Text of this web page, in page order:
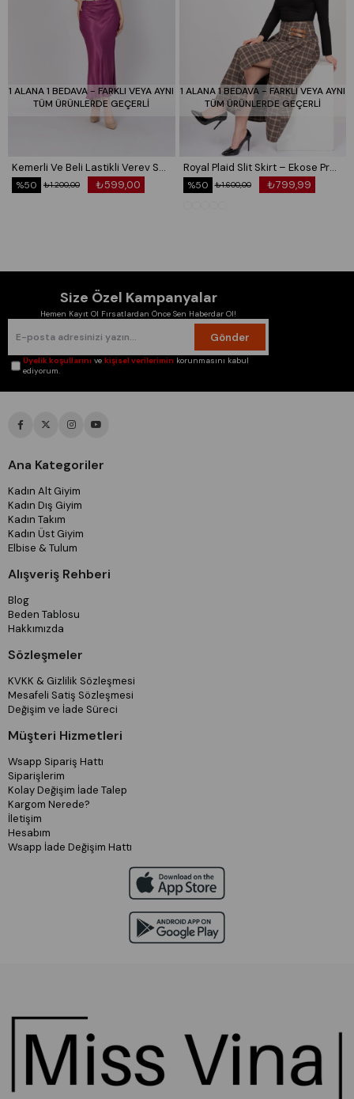
1 ALANA 1 BEDAVA - FARKLI VEYA AYNI
TÜM ÜRÜNLERDE GEÇERLİ
Kemerli Ve Beli Lastikli Verev Saten Etek 6791
₺599,00
₺1.200,00
%50
1 ALANA 1 BEDAVA - FARKLI VEYA AYNI
TÜM ÜRÜNLERDE GEÇERLİ
Royal Plaid Slit Skirt – Ekose Premium Maxi Etek 6831
₺799,99
₺1.600,00
%50
Size Özel Kampanyalar
Hemen Kayıt Ol Fırsatlardan Önce Sen Haberdar Ol!
Gönder
Üyelik koşullarını vekişisel verilerimin korunmasını kabul
ediyorum.
Ana Kategoriler
Kadın Alt Giyim
Kadın Dış Giyim
Kadın Takım
Kadın Üst Giyim
Elbise & Tulum
Alışveriş Rehberi
Blog
Beden Tablosu
Hakkımızda
Sözleşmeler
KVKK & Gizlilik Sözleşmesi
Mesafeli Satiş Sözleşmesi
Değişim ve İade Süreci
Müşteri Hizmetleri
Wsapp Sipariş Hattı
Siparişlerim
Kolay Değişim İade Talep
Kargom Nerede?
İletişim
Hesabım
Wsapp İade Değişim Hattı